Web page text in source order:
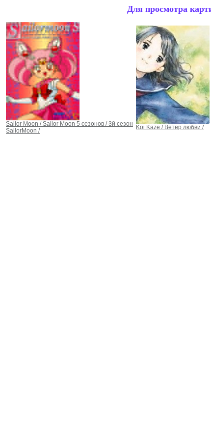
Для просмотра
Sailor Moon / Sailor Moon 5 сезонов / 3й сезон
SailorMoon /
Koi Kaze / Ветер любви /